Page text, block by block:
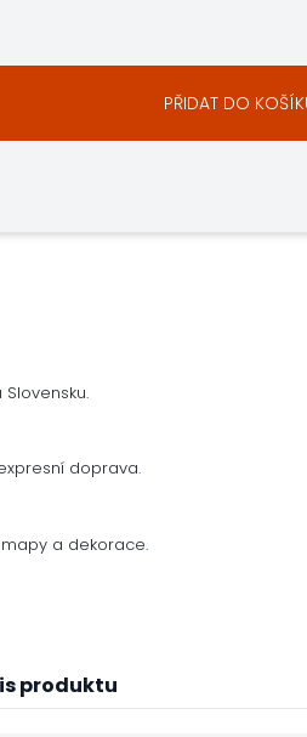
PŘIDAT DO
doprava.
a dekorace.
produktu